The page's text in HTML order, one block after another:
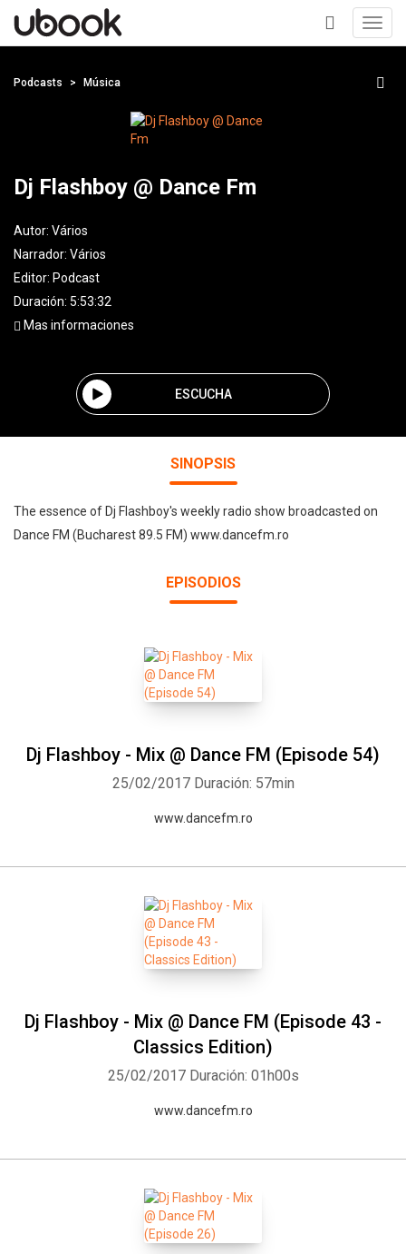
+
Podcasts Música
Dj Flashboy @ Dance Fm
Autor: Vários
Narrador: Vários
Editor: Podcast
Duración: 5:53:32
Mas informaciones
ESCUCHA
SINOPSIS
The essence of Dj Flashboy's weekly radio show broadcasted on
Dance FM (Bucharest 89.5 FM) www.dancefm.ro
EPISODIOS
Dj Flashboy - Mix @ Dance FM (Episode 54)
25/02/2017 Duración: 57min
www.dancefm.ro
Dj Flashboy - Mix @ Dance FM (Episode 43 -
Classics Edition)
25/02/2017 Duración: 01h00s
www.dancefm.ro